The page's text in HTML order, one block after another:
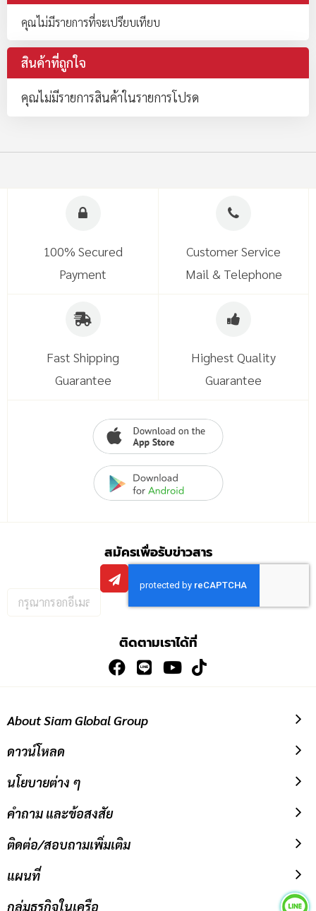
คุณไม่มีรายการที่จะเปรียบเทียบ
สินค้าที่ถูกใจ
คุณไม่มีรายการสินค้าในรายการโปรด
100% Secured
Payment
Customer Service
Mail & Telephone
Fast Shipping
Guarantee
Highest Quality
Guarantee
สมัครเพื่อรับข่าวสาร
กรอก
อีเมล
ติดตามเราได้ที่
About Siam Global Group
ดาวน์โหลด
นโยบายต่าง ๆ
คำถาม และข้อสงสัย
ติดต่อ/สอบถามเพิ่มเติม
แผนที่
กลุ่มธุรกิจในเครือ